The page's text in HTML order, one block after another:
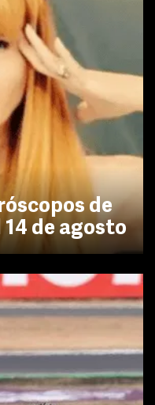
de
14 de agosto